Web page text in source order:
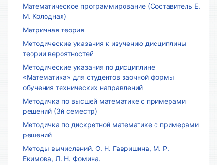
Математическое программирование (Составитель Е.
М. Колодная)
Матричная теория
Методические указания к изучению дисциплины
теории вероятностей
Методические указания по дисциплине
«Математика» для студентов заочной формы
обучения технических направлений
Методичка по высшей математике с примерами
решений (3й семестр)
Методичка по дискретной математике с примерами
решений
Методы вычислений. О. Н. Гавришина, М. Р.
Екимова, Л. Н. Фомина.